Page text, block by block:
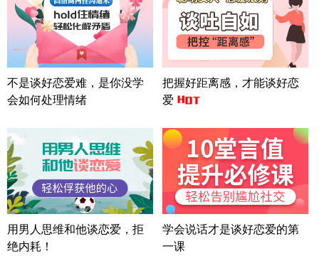
辽宁-大连 176****2843
39分钟前
微信用户 H-孙志远-上海 通过此页面咨询，已获得专
属情感方案
上海-黄浦 135****7601
24分钟前
微信用户 墨笙 通过此页面咨询，已获得专属情感方
案
江苏-苏州 188****5187
广东-佛山 139****6034
16分钟前
微信用户 静默 通过此页面咨询，已获得专属情感方
案
四川-重庆 157****9228
47分钟前
方案
河南-郑州 182****3546
不是谈好恋爱难，是你没学
会如何处理情绪
把握好距离感，才能谈好恋
爱
用男人思维和他谈恋爱，拒
绝内耗！
学会说话才是谈好恋爱的第
一课